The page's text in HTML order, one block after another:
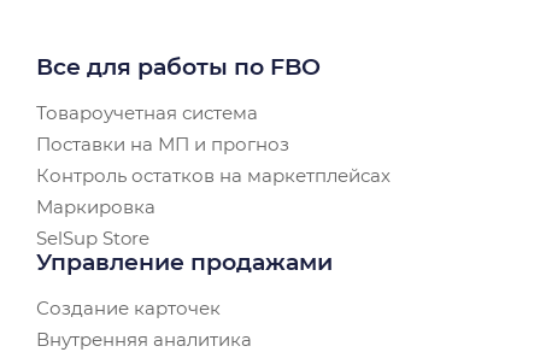
Все для работы по FBO
Товароучетная система
Поставки на МП и прогноз
Контроль остатков на маркетплейсах
Маркировка
SelSup Store
Управление продажами
Создание карточек
Внутренняя аналитика